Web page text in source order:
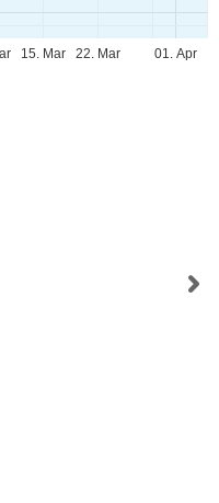
01. Apr
15. Mar 22. Mar